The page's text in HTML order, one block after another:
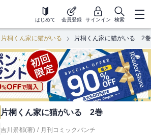
はじめて 会員登録 サインイン 検索
片桐くん家に猫がいる 片桐くん家に猫がいる 2巻
片桐くん家に猫がいる 2巻
吉川景都(著) / 月刊コミックバンチ